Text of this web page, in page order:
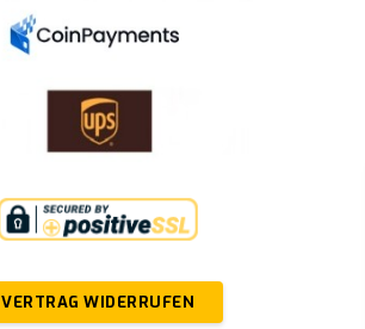
VERTRAG WIDERRUFEN